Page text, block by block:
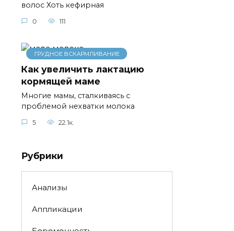
волос Хоть кефирная
0 111
ГРУДНОЕ ВСКАРМЛИВАНИЕ
Как увеличить лактацию
кормящей маме
Многие мамы, сталкиваясь с
проблемой нехватки молока
5 22.1к.
Рубрики
Анализы
Аппликации